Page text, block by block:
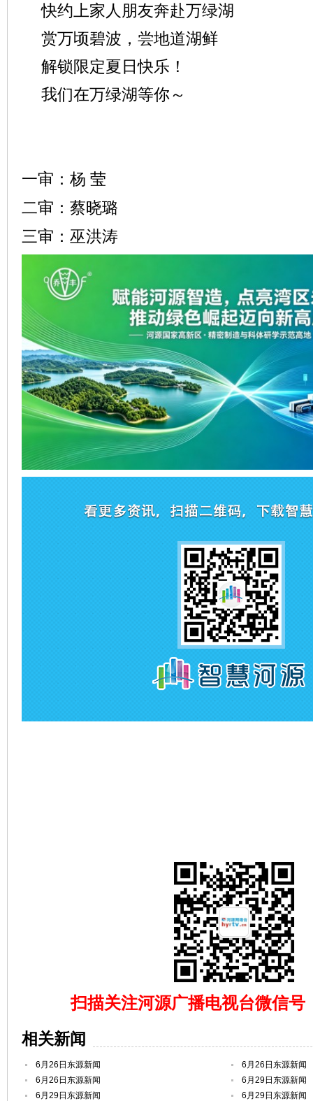
快约上家人朋友奔赴万绿湖
赏万顷碧波，尝地道湖鲜
解锁限定夏日快乐！
我们在万绿湖等你～
一审：杨 莹
二审：蔡晓璐
三审：巫洪涛
扫描关注河源广播电视台微信
相关新闻
6月26日东源新闻
6月26日东源新闻
6月26日东源新闻
6月29日东源新闻
6月29日东源新闻
6月29日东源新闻